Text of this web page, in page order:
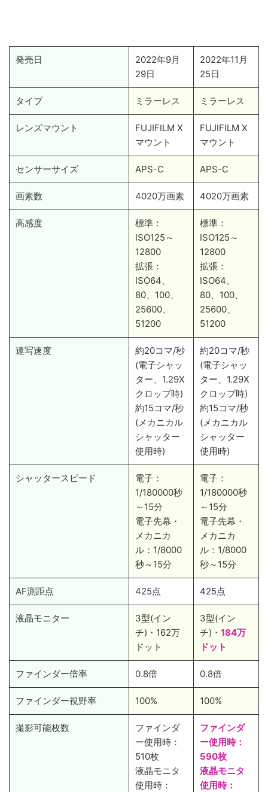
発売日
2022年9月
29日
2022年11月
25日
タイプ ミラーレス ミラーレス
レンズマウント
FUJIFILM X
マウント
FUJIFILM X
マウント
センサーサイズ APS-C APS-C
画素数 4020万画素 4020万画素
高感度
標準：
ISO125～
12800
拡張：
ISO64、
80、100、
25600、
51200
標準：
ISO125～
12800
拡張：
ISO64、
80、100、
25600、
51200
連写速度
約20コマ/秒
(電子シャッ
ター、1.29X
クロップ時)
約15コマ/秒
(メカニカル
シャッター
使用時)
約20コマ/秒
(電子シャッ
ター、1.29X
クロップ時)
約15コマ/秒
(メカニカル
シャッター
使用時)
シャッタースピード
電子：
1/180000秒
～15分
電子先幕・
メカニカ
ル：1/8000
秒～15分
電子：
1/180000秒
～15分
電子先幕・
メカニカ
ル：1/8000
秒～15分
AF測距点 425点 425点
液晶モニター
3型(イン
チ)・162万
ドット
3型(イン
チ)・ 184万
ドット
ファインダー倍率 0.8倍 0.8倍
ファインダー視野率 100% 100%
撮影可能枚数
ファインダ
ー使用時：
510枚
液晶モニタ
使用時：
ファインダ
ー使用時：
590枚
液晶モニタ
使用時：